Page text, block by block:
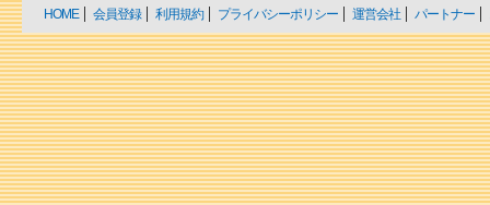
HOME 会員登録 利用規約 プライバシーポリシー 運営会社 パートナー